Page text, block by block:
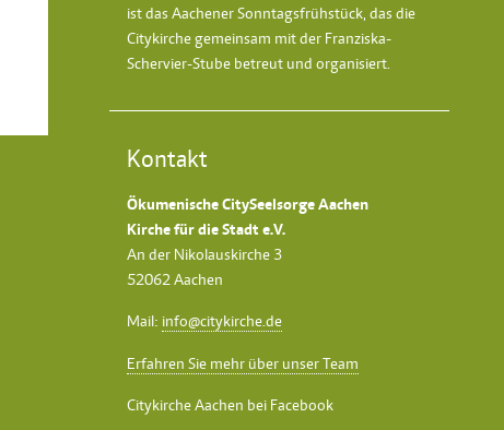
ist dasAachener Sonntagsfrühstück, das die
Citykirche gemeinsam mit der Franziska-
Schervier-Stube betreut und organisiert.
Kontakt
Ökumenische CitySeelsorge Aachen
Kirche für die Stadt e.V.
An der Nikolauskirche 3
52062 Aachen
Mail: info@citykirche.de
Erfahren Sie mehr über unser Team
Citykirche Aachen bei Facebook